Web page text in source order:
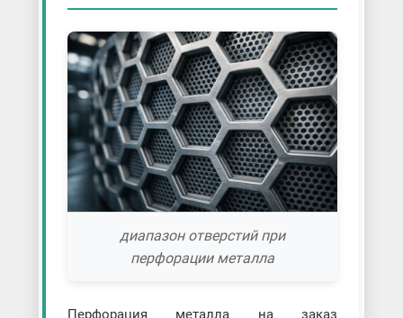
диапазон отверстий при
перфорации металла
Перфорация металла на заказ